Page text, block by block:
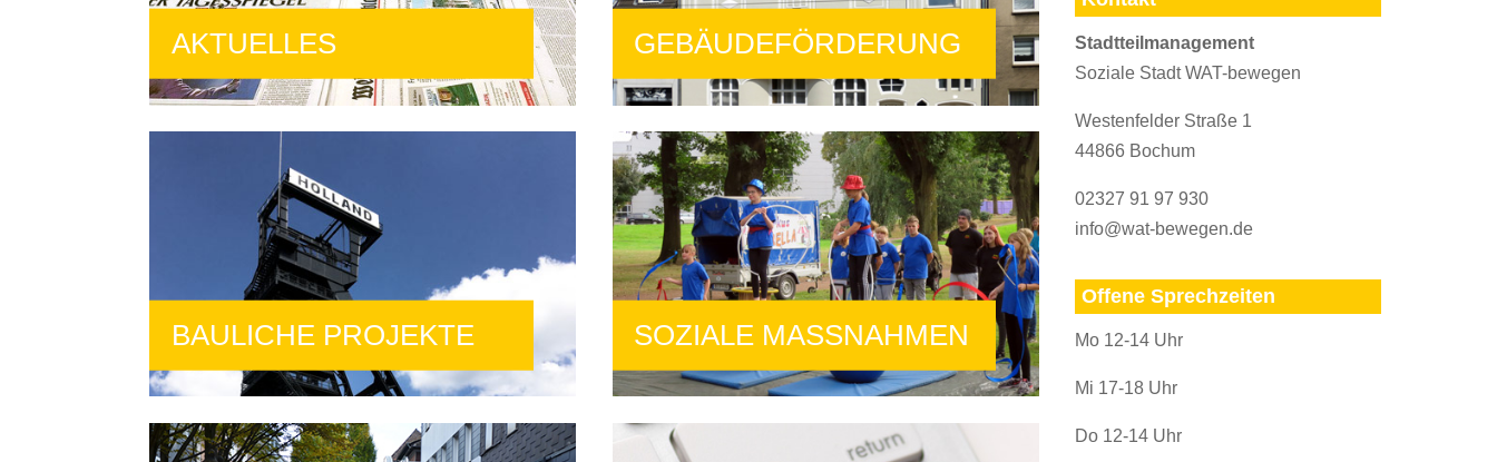
Stadtteilmanagement
Soziale Stadt WAT-bewegen
Westenfelder Straße 1
44866 Bochum
02327 91 97 930
info@wat-bewegen.de
Offene Sprechzeiten
Mo 12-14 Uhr
Mi 17-18 Uhr
Do 12-14 Uhr